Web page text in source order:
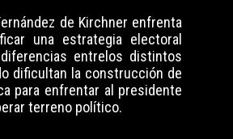
de Kirchner enfrenta
una estrategia electoral
entrelos distintos
dificultan la construcción de
para enfrentar al presidente
terreno político.